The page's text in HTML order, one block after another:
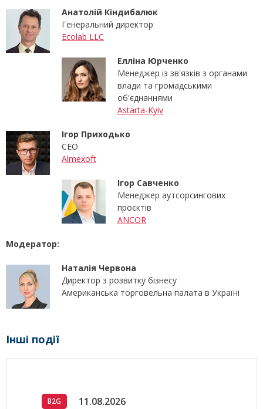
Анатолій Кіндибалюк
Генеральний директор
Ecolab LLC
Елліна Юрченко
Менеджер із зв'язків з органами
влади та громадськими
об'єднаннями
Astarta-Kyiv
Ігор Приходько
СЕО
Almexoft
Ігор Савченко
Менеджер аутсорсингових
проєктів
ANCOR
Модератор:
Наталія Червона
Директор з розвитку бізнесу
Американська торговельна палата в Україні
Інші події
B2G 11.08.2026